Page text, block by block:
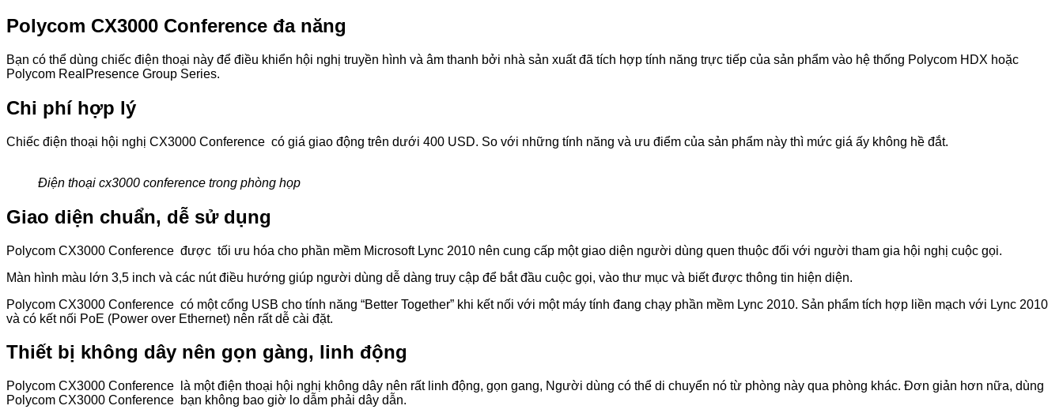
Polycom CX3000 Conference đa năng
Bạn có thể dùng chiếc điện thoại này để điều khiển hội nghị truyền hình và âm thanh bởi nhà sản xuất đã tích hợp tính năng trực tiếp của sản phẩm vào hệ thống Polycom HDX hoặc
Polycom RealPresence Group Series.
Chi phí hợp lý
Chiếc điện thoại hội nghị CX3000 Conference có giá giao động trên dưới 400 USD. So với những tính năng và ưu điểm của sản phẩm này thì mức giá ấy không hề đắt.
Điện thoại cx3000 conference trong phòng họp
Giao diện chuẩn, dễ sử dụng
Polycom CX3000 Conference được tối ưu hóa cho phần mềm Microsoft Lync 2010 nên cung cấp một giao diện người dùng quen thuộc đối với người tham gia hội nghị cuộc gọi.
Màn hình màu lớn 3,5 inch và các nút điều hướng giúp người dùng dễ dàng truy cập để bắt đầu cuộc gọi, vào thư mục và biết được thông tin hiện diện.
Polycom CX3000 Conference có một cổng USB cho tính năng “Better Together” khi kết nối với một máy tính đang chạy phần mềm Lync 2010. Sản phẩm tích hợp liền mạch với Lync 2010
và có kết nối PoE (Power over Ethernet) nên rất dễ cài đặt.
Thiết bị không dây nên gọn gàng, linh động
Polycom CX3000 Conference là một điện thoại hội nghị không dây nên rất linh động, gọn gang, Người dùng có thể di chuyển nó từ phòng này qua phòng khác. Đơn giản hơn nữa, dùng
Polycom CX3000 Conference bạn không bao giờ lo dẫm phải dây dẫn.